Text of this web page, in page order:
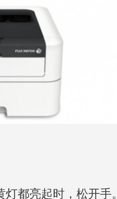
灯都亮起时，松开手